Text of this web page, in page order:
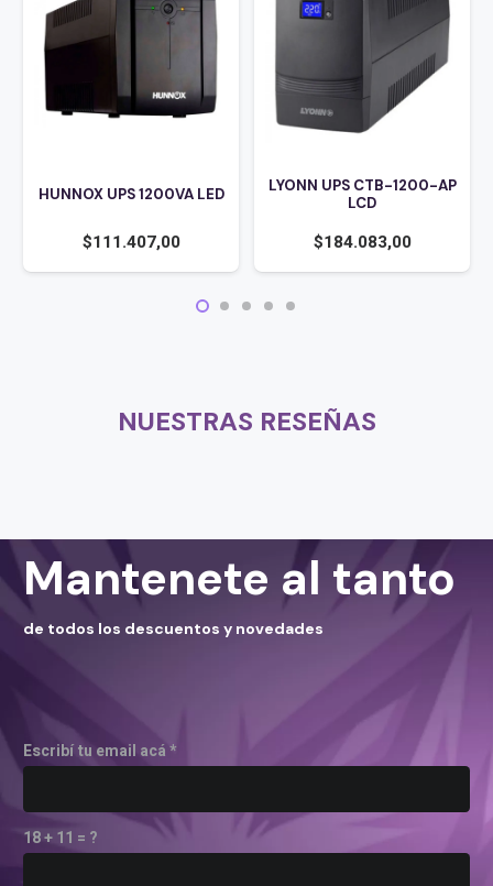
HUNNOX UPS 1200VA LED
$111.407,00
LYONN UPS CTB-1200-AP
LCD
$184.083,00
NUESTRAS RESEÑAS
Mantenete al tanto
de todos los descuentos y novedades
Escribí tu email acá *
18 + 11 = ?